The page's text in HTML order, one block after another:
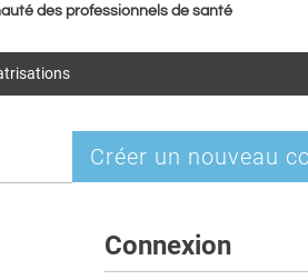
des professionnels de santé
Créer un nouveau
Connexion